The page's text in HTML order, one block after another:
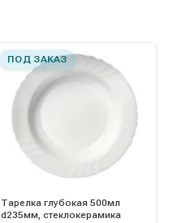
ПОД ЗАКАЗ
Тарелка глубокая 500мл
d235мм, стеклокерамика